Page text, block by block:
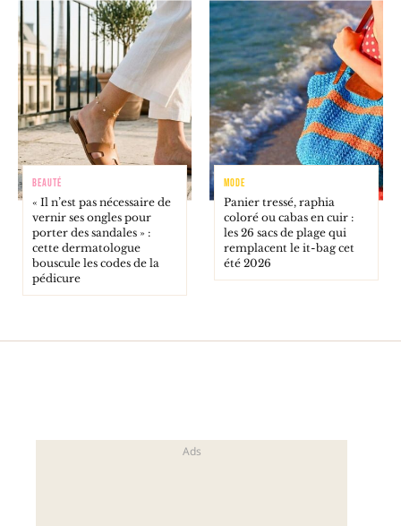
BEAUTÉ
« Il n’est pas nécessaire de
vernir ses ongles pour
porter des sandales » :
cette dermatologue
bouscule les codes de la
pédicure
MODE
Panier tressé, raphia
coloré ou cabas en cuir :
les 26 sacs de plage qui
remplacent le it-bag cet
été 2026